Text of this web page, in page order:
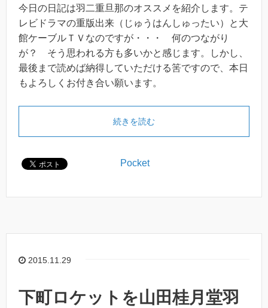
今日の日記は羽二重旦那のオススメを紹介します。テ
レビドラマの重版出来（じゅうはんしゅったい）と大
館ケーブルＴＶなのですが・・・ 何のつながり
が？ そう思われる方も多いかと感じます。しかし、
最後まで読めば納得していただける筈ですので、本日
もよろしくお付き合い願います。
続きを読む
Pocket
2015.11.29
下町ロケットを山田桂月堂羽